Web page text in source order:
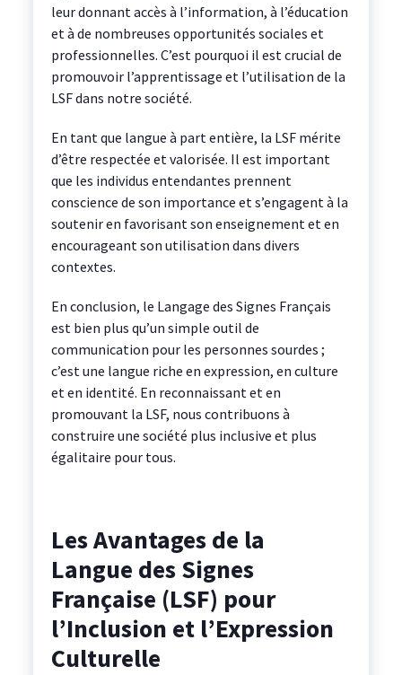
leur donnant accès à l’information, à l’éducation
et à de nombreuses opportunités sociales et
professionnelles. C’est pourquoi il est crucial de
promouvoir l’apprentissage et l’utilisation de la
LSF dans notre société.
En tant que langue à part entière, la LSF mérite
d’être respectée et valorisée. Il est important
que les individus entendantes prennent
conscience de son importance et s’engagent à la
soutenir en favorisant son enseignement et en
encourageant son utilisation dans divers
contextes.
En conclusion, le Langage des Signes Français
est bien plus qu’un simple outil de
communication pour les personnes sourdes ;
c’est une langue riche en expression, en culture
et en identité. En reconnaissant et en
promouvant la LSF, nous contribuons à
construire une société plus inclusive et plus
égalitaire pour tous.
Les Avantages de la
Langue des Signes
Française (LSF) pour
l’Inclusion et l’Expression
Culturelle